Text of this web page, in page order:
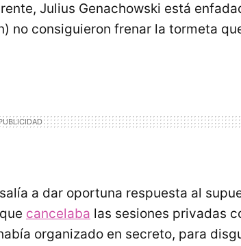
Julius Genachowski está
no consiguieron frenar la tormeta
a dar oportuna respuesta al
cancelaba las sesiones privadas
organizado en secreto, para